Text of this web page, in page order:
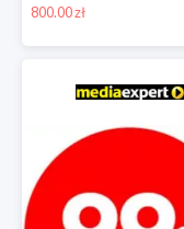
800.00 zł